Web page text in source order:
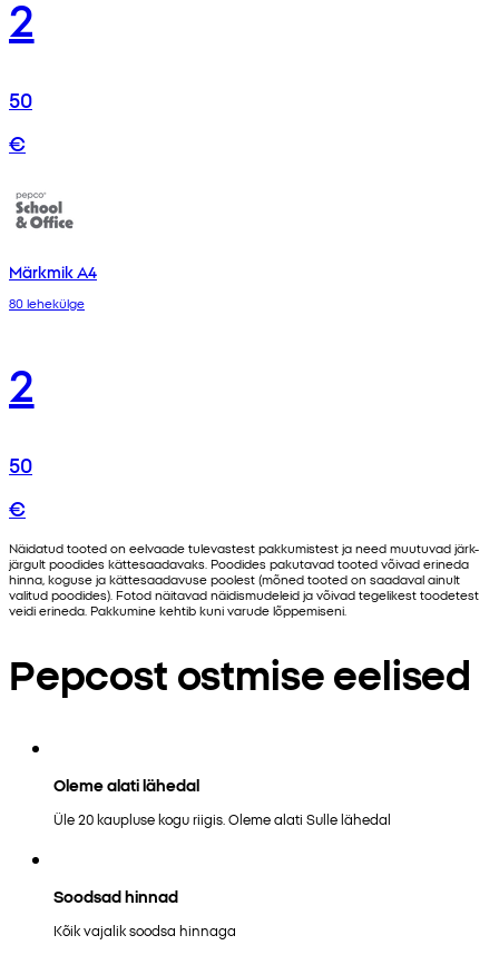
2
50
€
Märkmik A4
80 lehekülge
2
50
€
Näidatud tooted on eelvaade tulevastest pakkumistest ja need muutuvad järk-
järgult poodides kättesaadavaks. Poodides pakutavad tooted võivad erineda
hinna, koguse ja kättesaadavuse poolest (mõned tooted on saadaval ainult
valitud poodides). Fotod näitavad näidismudeleid ja võivad tegelikest toodetest
veidi erineda. Pakkumine kehtib kuni varude lõppemiseni.
Pepcost ostmise eelised
Oleme alati lähedal
Üle 20 kaupluse kogu riigis. Oleme alati Sulle lähedal
Soodsad hinnad
Kõik vajalik soodsa hinnaga